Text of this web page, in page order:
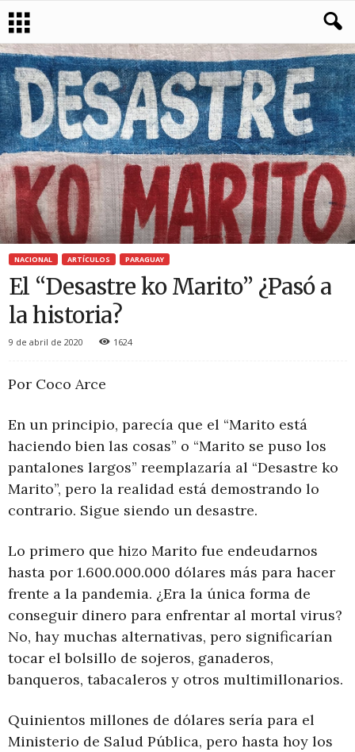
NACIONAL ARTÍCULOS PARAGUAY
El “Desastre ko Marito” ¿Pasó a
la historia?
9 de abril de 2020 1624
Por Coco Arce
En un principio, parecía que el “Marito está
haciendo bien las cosas” o “Marito se puso los
pantalones largos” reemplazaría al “Desastre ko
Marito”, pero la realidad está demostrando lo
contrario. Sigue siendo un desastre.
Lo primero que hizo Marito fue endeudarnos
hasta por 1.600.000.000 dólares más para hacer
frente a la pandemia. ¿Era la única forma de
conseguir dinero para enfrentar al mortal virus?
No, hay muchas alternativas, pero significarían
tocar el bolsillo de sojeros, ganaderos,
banqueros, tabacaleros y otros multimillonarios.
Quinientos millones de dólares sería para el
Ministerio de Salud Pública, pero hasta hoy los